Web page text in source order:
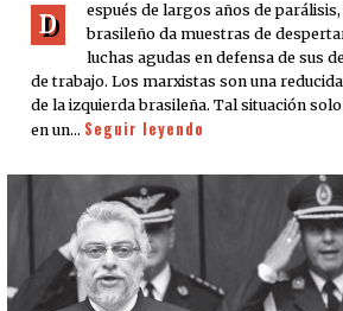
D
espués de largos años de
brasileño da muestras de
luchas agudas en defensa de sus
de trabajo. Los marxistas son una
de la izquierda brasileña. Tal situación
en un… Seguir leyendo